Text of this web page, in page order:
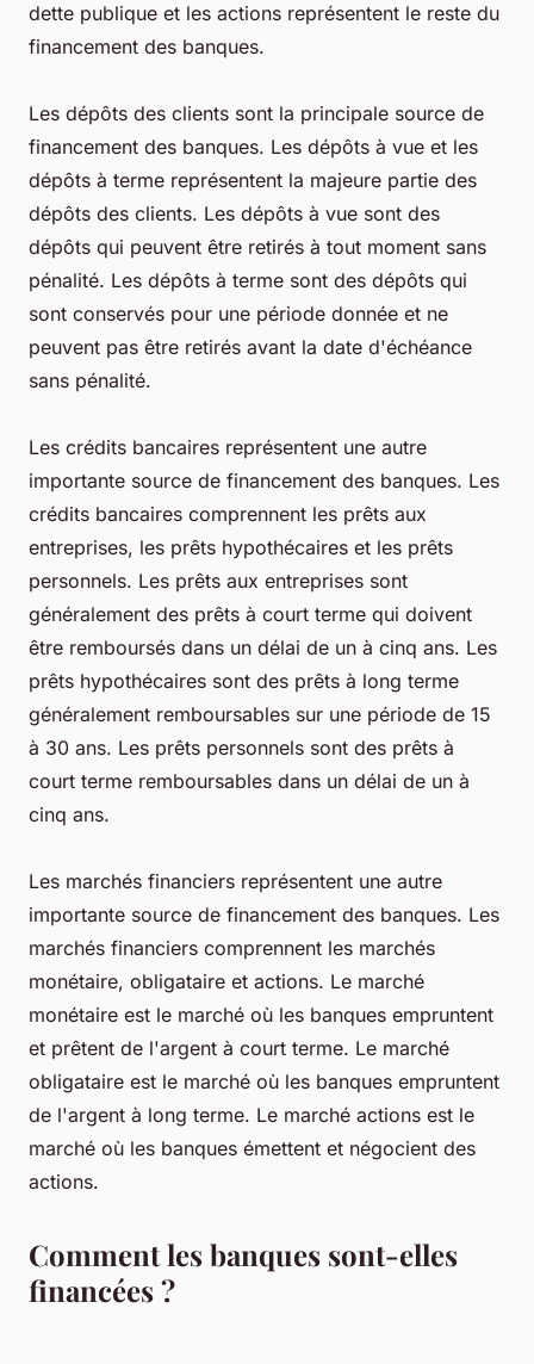
dette publique et les actions représentent le reste du
financement des banques.
Les dépôts des clients sont la principale source de
financement des banques. Les dépôts à vue et les
dépôts à terme représentent la majeure partie des
dépôts des clients. Les dépôts à vue sont des
dépôts qui peuvent être retirés à tout moment sans
pénalité. Les dépôts à terme sont des dépôts qui
sont conservés pour une période donnée et ne
peuvent pas être retirés avant la date d'échéance
sans pénalité.
Les crédits bancaires représentent une autre
importante source de financement des banques. Les
crédits bancaires comprennent les prêts aux
entreprises, les prêts hypothécaires et les prêts
personnels. Les prêts aux entreprises sont
généralement des prêts à court terme qui doivent
être remboursés dans un délai de un à cinq ans. Les
prêts hypothécaires sont des prêts à long terme
généralement remboursables sur une période de 15
à 30 ans. Les prêts personnels sont des prêts à
court terme remboursables dans un délai de un à
cinq ans.
Les marchés financiers représentent une autre
importante source de financement des banques. Les
marchés financiers comprennent les marchés
monétaire, obligataire et actions. Le marché
monétaire est le marché où les banques empruntent
et prêtent de l'argent à court terme. Le marché
obligataire est le marché où les banques empruntent
de l'argent à long terme. Le marché actions est le
marché où les banques émettent et négocient des
actions.
Comment les banques sont-elles
financées ?